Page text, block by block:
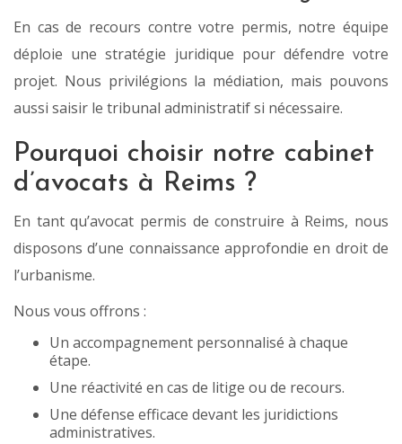
En cas de recours contre votre permis, notre équipe
déploie une stratégie juridique pour défendre votre
projet. Nous privilégions la médiation, mais pouvons
aussi saisir le tribunal administratif si nécessaire.
Pourquoi choisir notre cabinet
d’avocats à Reims ?
En tant qu’avocat permis de construire à Reims, nous
disposons d’une connaissance approfondie en droit de
l’urbanisme.
Nous vous offrons :
Un accompagnement personnalisé à chaque
étape.
Une réactivité en cas de litige ou de recours.
Une défense efficace devant les juridictions
administratives.